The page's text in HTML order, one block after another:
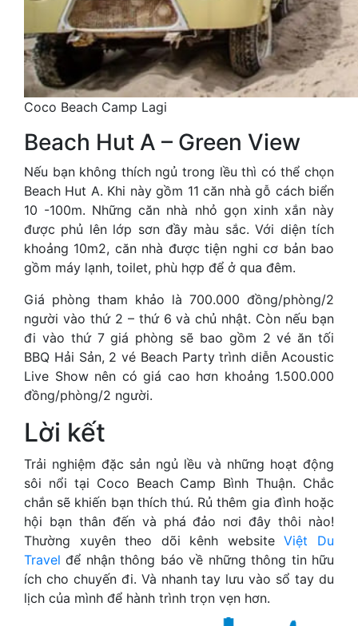
Coco Beach Camp Lagi
Beach Hut A – Green View
Nếu bạn không thích ngủ trong lều thì có thể chọn
Beach Hut A. Khi này gồm 11 căn nhà gỗ cách biển
10 -100m. Những căn nhà nhỏ gọn xinh xắn này
được phủ lên lớp sơn đầy màu sắc. Với diện tích
khoảng 10m2, căn nhà được tiện nghi cơ bản bao
gồm máy lạnh, toilet, phù hợp để ở qua đêm.
Giá phòng tham khảo là 700.000 đồng/phòng/2
người vào thứ 2 – thứ 6 và chủ nhật. Còn nếu bạn
đi vào thứ 7 giá phòng sẽ bao gồm 2 vé ăn tối
BBQ Hải Sản, 2 vé Beach Party trình diễn Acoustic
Live Show nên có giá cao hơn khoảng 1.500.000
đồng/phòng/2 người.
Lời kết
Trải nghiệm đặc sản ngủ lều và những hoạt động
sôi nổi tại Coco Beach Camp Bình Thuận. Chắc
chắn sẽ khiến bạn thích thú. Rủ thêm gia đình hoặc
hội bạn thân đến và phá đảo nơi đây thôi nào!
Thường xuyên theo dõi kênh websiteViệt Du
Travel để nhận thông báo về những thông tin hữu
ích cho chuyến đi. Và nhanh tay lưu vào sổ tay du
lịch của mình để hành trình trọn vẹn hơn.